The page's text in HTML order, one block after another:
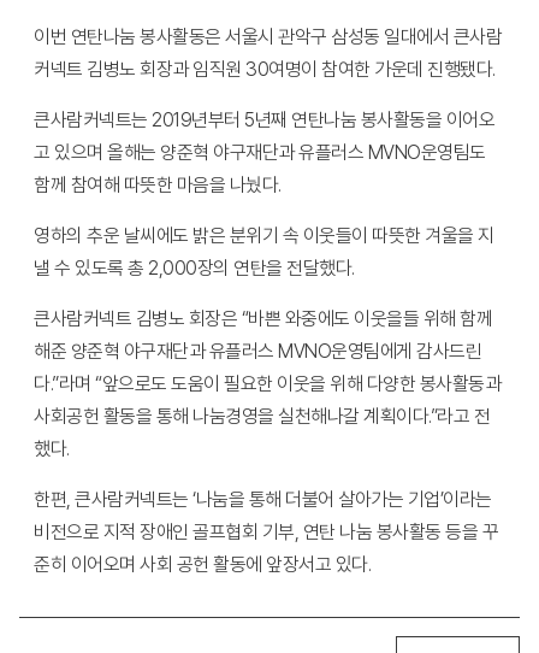
이번 연탄나눔 봉사활동은 서울시 관악구 삼성동 일대에서 큰사람
커넥트 김병노 회장과 임직원 30여명이 참여한 가운데 진행됐다.
큰사람커넥트는 2019년부터 5년째 연탄나눔 봉사활동을 이어오
고 있으며 올해는 양준혁 야구재단과 유플러스 MVNO운영팀도
함께 참여해 따뜻한 마음을 나눴다.
영하의 추운 날씨에도 밝은 분위기 속 이웃들이 따뜻한 겨울을 지
낼 수 있도록 총 2,000장의 연탄을 전달했다.
큰사람커넥트 김병노 회장은 “바쁜 와중에도 이웃을들 위해 함께
해준 양준혁 야구재단과 유플러스 MVNO운영팀에게 감사드린
다.”라며 “앞으로도 도움이 필요한 이웃을 위해 다양한 봉사활동과
사회공헌 활동을 통해 나눔경영을 실천해나갈 계획이다.”라고 전
했다.
한편, 큰사람커넥트는 ‘나눔을 통해 더불어 살아가는 기업’이라는
비전으로 지적 장애인 골프협회 기부, 연탄 나눔 봉사활동 등을 꾸
준히 이어오며 사회 공헌 활동에 앞장서고 있다.